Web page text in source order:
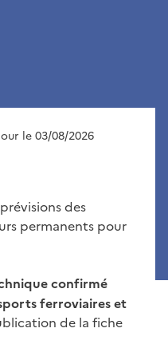
le 03/08/2026
des
permanents pour
confirmé
ferroviaires et
de la fiche